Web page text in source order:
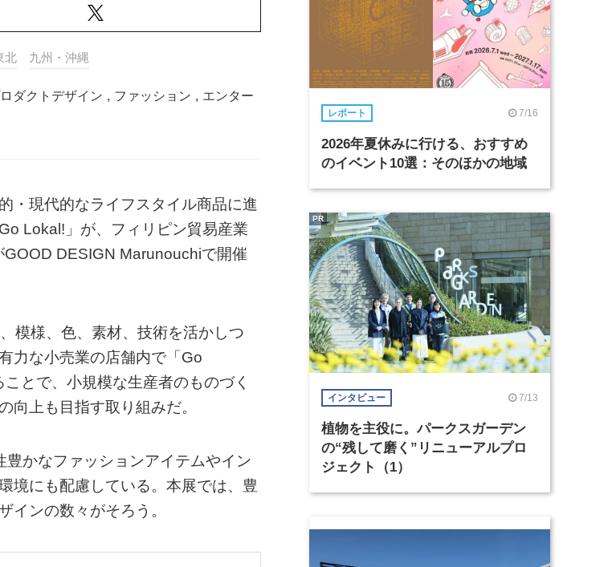
北 九州・沖縄
ダクトデザイン , ファッション , エンター
・現代的なライフスタイル商品に進
Lokal!」が、フィリピン貿易産業
DESIGN Marunouchiで開催
模様、色、素材、技術を活かしつ
力な小売業の店舗内で「Go
とで、小規模な生産者のものづく
向上も目指す取り組みだ。
かなファッションアイテムやイン
境にも配慮している。本展では、豊
インの数々がそろう。
レポート 7/16
2026年夏休みに行ける、おすすめ
のイベント10選：そのほかの地域
インタビュー 7/13
植物を主役に。パークスガーデン
の“残して磨く”リニューアルプロ
ジェクト（1）
PR